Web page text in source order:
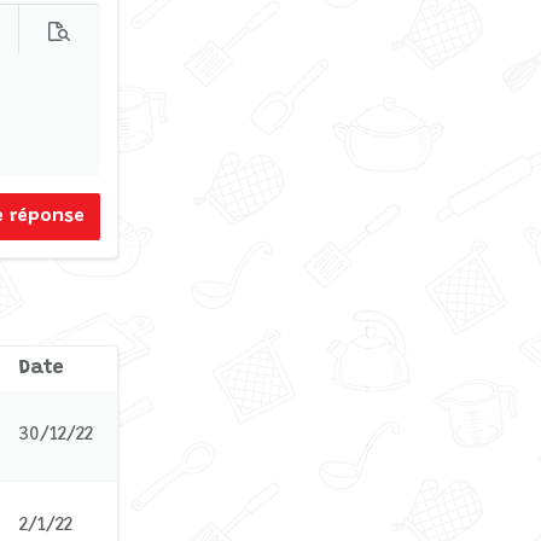
d'options…
Prévisualisation
réponse
Date
30/12/22
2/1/22